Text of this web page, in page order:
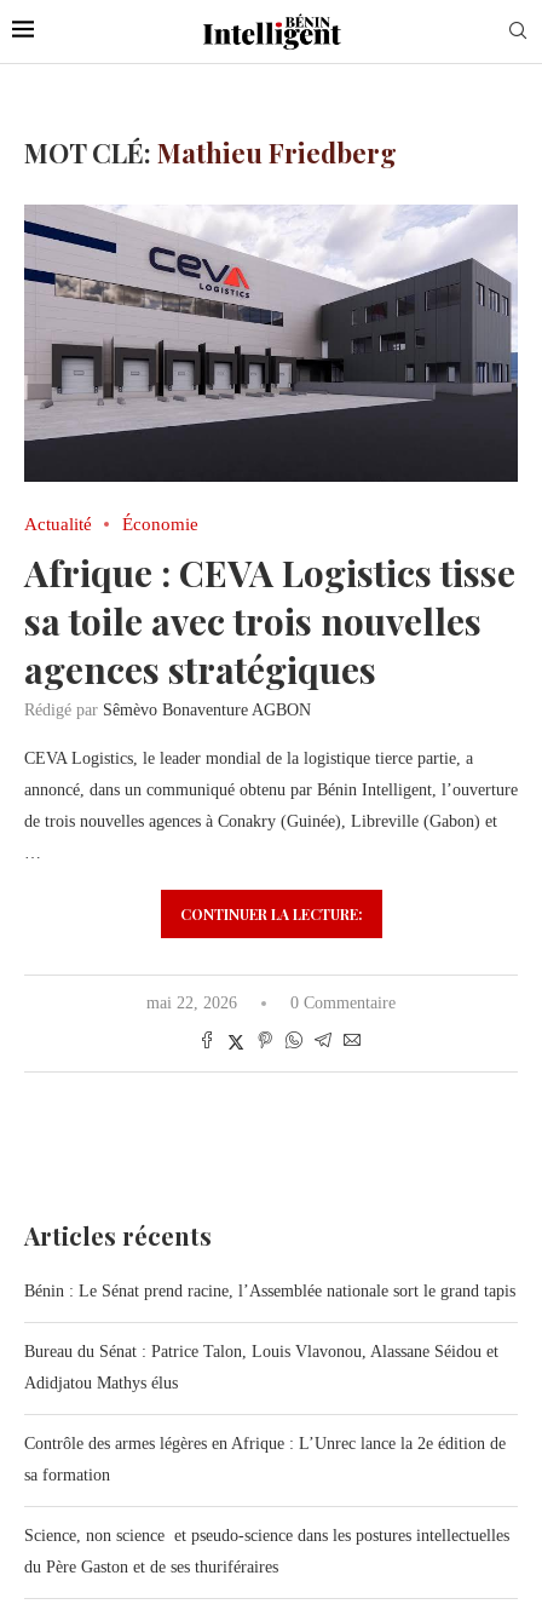
MOT CLÉ: Mathieu Friedberg
Actualité Économie
Afrique : CEVA Logistics tisse
sa toile avec trois nouvelles
agences stratégiques
Rédigé par Sêmèvo Bonaventure AGBON
CEVA Logistics, le leader mondial de la logistique tierce partie, a
annoncé, dans un communiqué obtenu par Bénin Intelligent, l’ouverture
de trois nouvelles agences à Conakry (Guinée), Libreville (Gabon) et
…
CONTINUER LA LECTURE:
mai 22, 2026 0 Commentaire
Articles récents
Bénin : Le Sénat prend racine, l’Assemblée nationale sort le grand tapis
Bureau du Sénat : Patrice Talon, Louis Vlavonou, Alassane Séidou et
Adidjatou Mathys élus
Contrôle des armes légères en Afrique : L’Unrec lance la 2e édition de
sa formation
Science, non science et pseudo-science dans les postures intellectuelles
du Père Gaston et de ses thuriféraires